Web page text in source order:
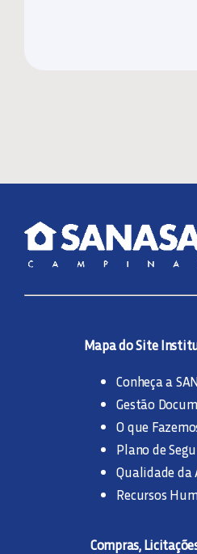
Mapa do Site
Conheça a
Gestão
O que
Plano de
Qualidade da
Recursos
Compras,